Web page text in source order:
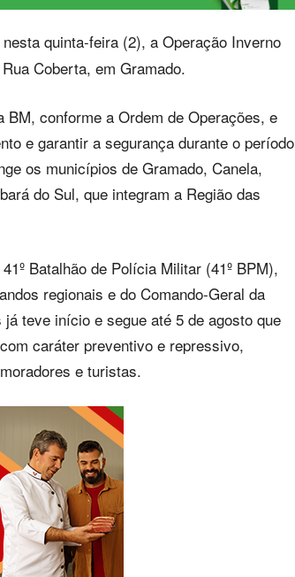
quinta-feira (2), a Operação Inverno
Coberta, em Gramado.
conforme a Ordem de Operações, e
e garantir a segurança durante o período
os municípios de Gramado, Canela,
do Sul, que integram a Região das
Batalhão de Polícia Militar (41º BPM),
regionais e do Comando-Geral da
teve início e segue até 5 de agosto que
caráter preventivo e repressivo,
e turistas.